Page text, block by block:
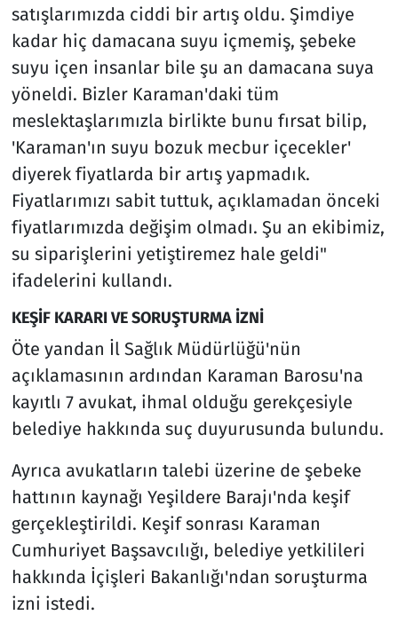
satışlarımızda ciddi bir artış oldu. Şimdiye
kadar hiç damacana suyu içmemiş, şebeke
suyu içen insanlar bile şu an damacana suya
yöneldi. Bizler Karaman'daki tüm
meslektaşlarımızla birlikte bunu fırsat bilip,
'Karaman'ın suyu bozuk mecbur içecekler'
diyerek fiyatlarda bir artış yapmadık.
Fiyatlarımızı sabit tuttuk, açıklamadan önceki
fiyatlarımızda değişim olmadı. Şu an ekibimiz,
su siparişlerini yetiştiremez hale geldi"
ifadelerini kullandı.
KEŞİF KARARI VE SORUŞTURMA İZNİ
Öte yandan İl Sağlık Müdürlüğü'nün
açıklamasının ardından Karaman Barosu'na
kayıtlı 7 avukat, ihmal olduğu gerekçesiyle
belediye hakkında suç duyurusunda bulundu.
Ayrıca avukatların talebi üzerine de şebeke
hattının kaynağı Yeşildere Barajı'nda keşif
gerçekleştirildi. Keşif sonrası Karaman
Cumhuriyet Başsavcılığı, belediye yetkilileri
hakkında İçişleri Bakanlığı'ndan soruşturma
izni istedi.